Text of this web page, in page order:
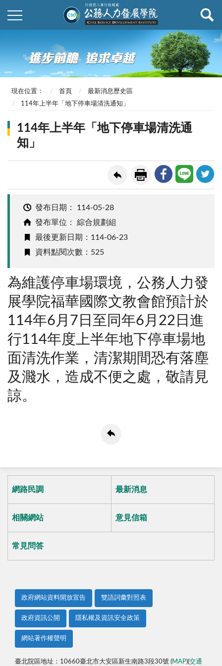
現在位置： 首頁
最新消息歷史區
114年上半年「地下停車場清洗通知」
114年上半年「地下停車場清洗通
知」
發布日期： 114-05-28
發布單位： 綜合規劃組
最後更新日期：114-06-23
資料點閱次數：525
為維護停車場環境，公務人力發
展學院福華國際文教會館預計於
114年6月7日至同年6月22日進
行114年度上半年地下停車場地
面清洗作業，清潔期間恐有落塵
及濺水，造成不便之處，敬請見
諒。
網路民調 最新消息
相關網站 意見信箱
常見問答
政府網站資料開放宣告 雙語詞彙對照表
政府資訊公開 隱私權及資訊安全政策
網站著作權聲明
臺北院區地址：10660臺北市大安區新生南路3段30號 (MAP)(交通